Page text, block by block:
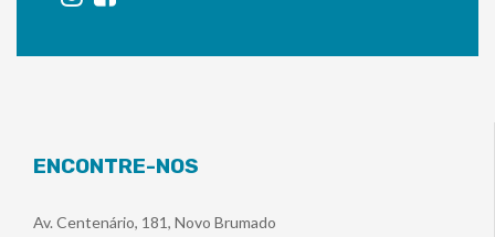
ENCONTRE-NOS
Av. Centenário, 181, Novo Brumado